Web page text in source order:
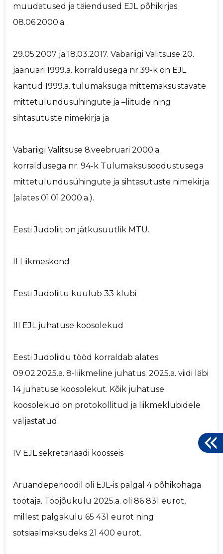
muudatused ja täiendused EJL põhikirjas
08.06.2000.a.
29.05.2007 ja 18.03.2017. Vabariigi Valitsuse 20.
jaanuari 1999.a. korraldusega nr.39-k on EJL
kantud 1999.a. tulumaksuga mittemaksustavate
mittetulundusühingute ja –liitude ning
sihtasutuste nimekirja ja
Vabariigi Valitsuse 8.veebruari 2000.a.
korraldusega nr. 94-k Tulumaksusoodustusega
mittetulundusühingute ja sihtasutuste nimekirja
(alates 01.01.2000.a.).
Eesti Judoliit on jätkusuutlik MTÜ.
II Liikmeskond
Eesti Judoliitu kuulub 33 klubi
III EJL juhatuse koosolekud
Eesti Judoliidu tööd korraldab alates
09.02.2025.a. 8-liikmeline juhatus. 2025.a. viidi läbi
14 juhatuse koosolekut. Kõik juhatuse
koosolekud on protokollitud ja liikmeklubidele
väljastatud.
IV EJL sekretariaadi koosseis
Aruandeperioodil oli EJL-is palgal 4 põhikohaga
töötaja. Tööjõukulu 2025.a. oli 86 831 eurot,
millest palgakulu 65 431 eurot ning
sotsiaalmaksudeks 21 400 eurot.